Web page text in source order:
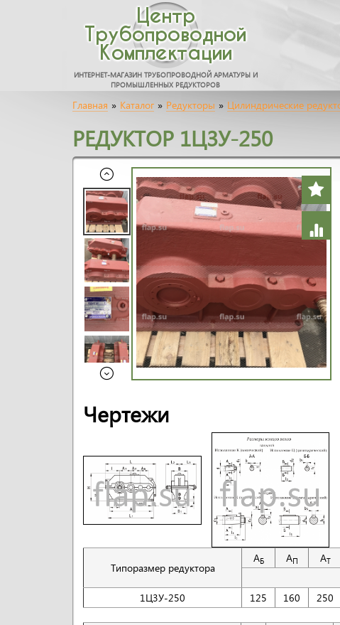
Центр
Трубопроводной
Комплектации
ИНТЕРНЕТ-МАГАЗИН ТРУБОПРОВОДНОЙ АРМАТУРЫ И
ПРОМЫШЛЕННЫХ РЕДУКТОРОВ
Главная » Каталог » Редукторы » Цилиндрические
РЕДУКТОР 1Ц3У-250
Чертежи
Типоразмер редуктора
AБ AП AТ
1Ц3У-250
125 160 250